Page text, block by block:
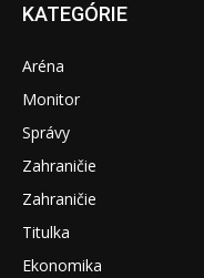
KATEGÓRIE
Aréna
Monitor
Správy
Zahraničie
Zahraničie
Titulka
Ekonomika